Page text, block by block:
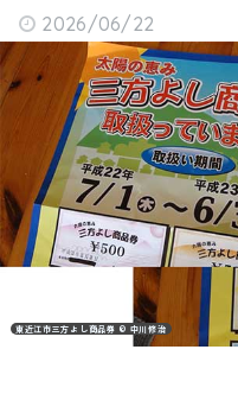
2026/06/22
東近江市三方よし商品券 © 中川修治